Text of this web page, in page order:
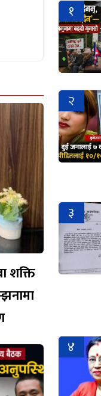
शक्ति
१
२
३
४